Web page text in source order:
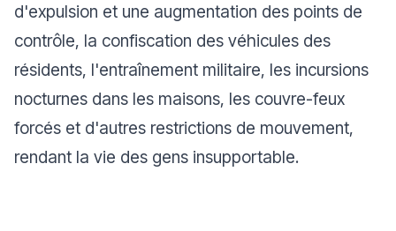
d'expulsion et une augmentation des points de
contrôle, la confiscation des véhicules des
résidents, l'entraînement militaire, les incursions
nocturnes dans les maisons, les couvre-feux
forcés et d'autres restrictions de mouvement,
rendant la vie des gens insupportable.